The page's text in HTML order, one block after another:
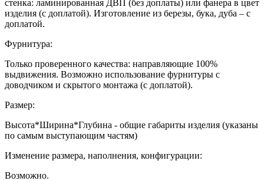
стенка: ламинированная ДВП (без доплаты) или фанера в цвет
изделия (с доплатой). Изготовление из березы, бука, дуба – с
доплатой.
Фурнитура:
Только проверенного качества: направляющие 100%
выдвижения. Возможно использование фурнитуры с
доводчиком и скрытого монтажа (с доплатой).
Размер:
Высота*Ширина*Глубина - общие габариты изделия (указаны
по самым выступающим частям)
Изменение размера, наполнения, конфигурации:
Возможно.